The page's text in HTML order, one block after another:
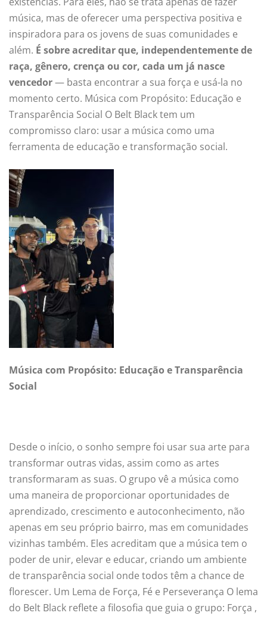
música, mas de oferecer uma perspectiva positiva e
inspiradora para os jovens de suas comunidades e
além. É sobre acreditar que, independentemente de
raça, gênero, crença ou cor, cada um já nasce
vencedor— basta encontrar a sua força e usá-la no
momento certo. Música com Propósito: Educação e
Transparência Social O Belt Black tem um
compromisso claro: usar a música como uma
ferramenta de educação e transformação social.
Música com Propósito: Educação e Transparência
Social
Desde o início, o sonho sempre foi usar sua arte para
transformar outras vidas, assim como as artes
transformaram as suas. O grupo vê a música como
uma maneira de proporcionar oportunidades de
aprendizado, crescimento e autoconhecimento, não
apenas em seu próprio bairro, mas em comunidades
vizinhas também. Eles acreditam que a música tem o
poder de unir, elevar e educar, criando um ambiente
de transparência social onde todos têm a chance de
florescer. Um Lema de Força, Fé e Perseverança O lema
do Belt Black reflete a filosofia que guia o grupo: Força ,